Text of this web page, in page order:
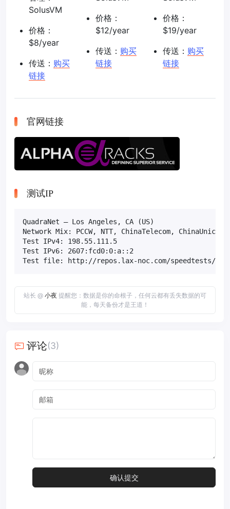
SolusVM
价格：
$8/year
传送： 购买
链接
价格：
$12/year
传送： 购买
链接
价格：
$19/year
传送： 购买
链接
官网链接
测试IP
QuadraNet – Los Angeles, CA (US)
Network Mix: PCCW, NTT, ChinaTelecom,
Test IPv4: 198.55.111.5
Test IPv6: 2607:fcd0:0:a::2
Test file: http://repos.lax-noc.com/speedtests/
站长 @ 小夜 提醒您：数据是你的命根子，任何云都有丢失数据的可
能，每天备份才是王道！
评论(3)